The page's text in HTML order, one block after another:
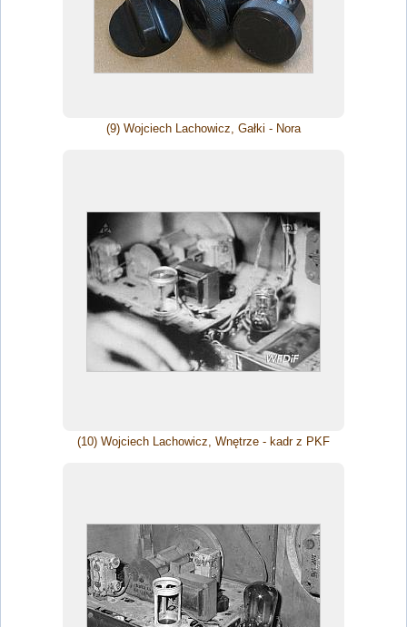
(9) Wojciech Lachowicz, Gałki - Nora
(10) Wojciech Lachowicz, Wnętrze - kadr z PKF